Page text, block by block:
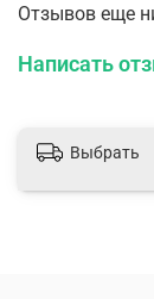
Отзывов еще
Написать
Выбрать